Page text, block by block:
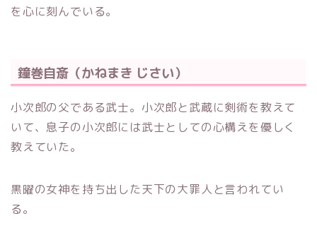
を心に刻んでいる。
鐘巻自斎（かねまき じさい）
小次郎の父である武士。小次郎と武蔵に剣術を教えて
いて、息子の小次郎には武士としての心構えを優しく
教えていた。
黒曜の女神を持ち出した天下の大罪人と言われてい
る。